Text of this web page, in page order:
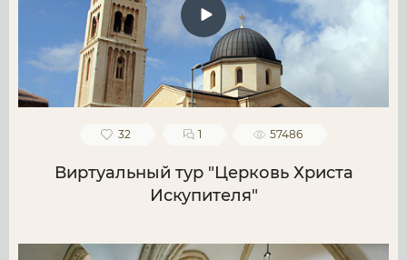
32 1 57486
Виртуальный тур "Церковь Христа
Искупителя"